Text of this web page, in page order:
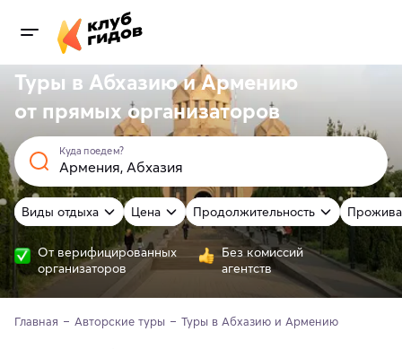
Туры в Абхазию и Армению
от прямыхорганизаторов
Куда поедем?
Виды отдыха Цена Продолжительность
От верифицированных
организаторов
Без комиссий
агентств
Главная Авторские туры Туры в Абхазию и Армению